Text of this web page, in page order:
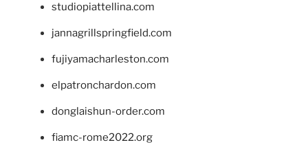
studiopiattellina.com
jannagrillspringfield.com
fujiyamacharleston.com
elpatronchardon.com
donglaishun-order.com
fiamc-rome2022.org